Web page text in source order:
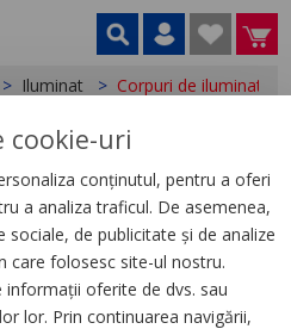
Iluminat Corpuri de iluminat
37 produse
Ordonează după
Cele mai relevante
cookie-uri
conținutul, pentru a oferi
a analiza traficul. De asemenea,
de publicitate și de analize
care folosesc site-ul nostru.
oferite de dvs. sau
lor. Prin continuarea navigării,